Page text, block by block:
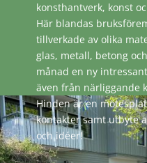
konsthantverk, konst
Här blandas
tillverkade av olika
glas, metall, betong
månad en ny
även från närliggande
Hinden är en
kontakter samt utbyte
och idéer!